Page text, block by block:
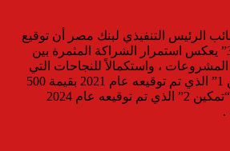
الرئيس التنفيذي لبنك مصر أن توقيع
عقد مشروع “تمكين 3” يعكس استمرار الشراكة المثمرة بين
، واستكمالاً للنجاحات التي
حققها مشروع “تمكين 1” الذي تم توقيعه عام 2021 بقيمة 500
مليون جنيه ومشروع “تمكين 2” الذي تم توقيعه عام 2024